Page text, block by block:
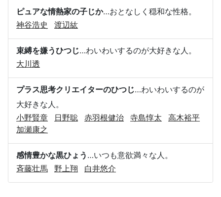
ピュアな情熱家の子じか…おとなしく穏和な性格。
神谷浩史
渡辺紘
束縛を嫌うひつじ…わいわいするのが大好きな人。
大川透
プラス思考クリエイターのひつじ…わいわいするのが
大好きな人。
小野賢章
日野聡 赤羽根健治 寺島惇太
高木裕平
加瀬康之
感情豊かな黒ひょう …いつも意欲満々な人。
斉藤壮馬
野上翔 白井悠介